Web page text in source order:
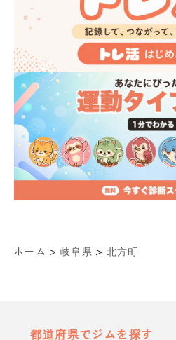
ホーム > 岐阜県 > 北方町
都道府県でジムを探す